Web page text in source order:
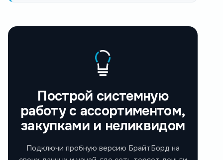
Построй системную
работу с ассортиментом,
закупками и неликвидом
Подключи пробную версию БрайтБорд на